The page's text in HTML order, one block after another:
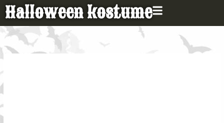
Gå
indholdet
Halloween kostume